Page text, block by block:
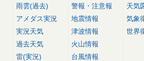
雨雲(過去)
アメダス実況
実況天気
過去天気
雷(実況)
警報・注意報
地震情報
津波情報
火山情報
台風情報
天気
気象
世界